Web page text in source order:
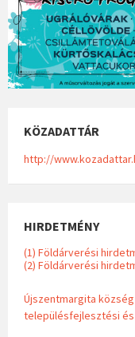
KÖZADATTÁR
http://
HIRDETMÉNY
(1) Földárverési
(2) Földárverési
Újszentmargita
településfejlesztési